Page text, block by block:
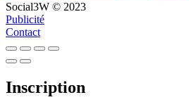
Social3W © 2023
Publicité
Contact
Inscription